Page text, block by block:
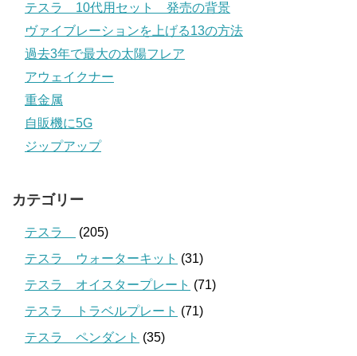
テスラ 10代用セット 発売の背景
ヴァイブレーションを上げる13の方法
過去3年で最大の太陽フレア
アウェイクナー
重金属
自販機に5G
ジップアップ
カテゴリー
テスラ
(205)
テスラ ウォーターキット (31)
テスラ オイスタープレート (71)
テスラ トラベルプレート (71)
テスラ ペンダント (35)